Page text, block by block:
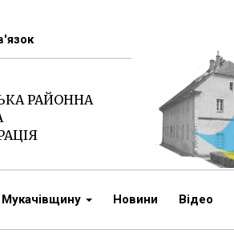
РАЙОННА
Новини Відео